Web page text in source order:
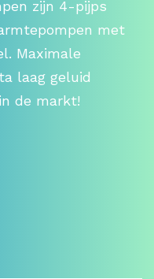
zijn 4-pijps
met
Maximale
laag geluid
de markt!